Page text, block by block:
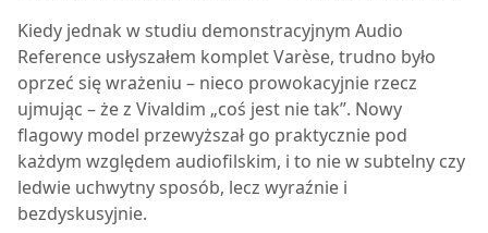
Kiedy jednak w studiu demonstracyjnym Audio
Reference usłyszałem komplet Varèse, trudno było
oprzeć się wrażeniu – nieco prowokacyjnie rzecz
ujmując – że z Vivaldim „coś jest nie tak”. Nowy
flagowy model przewyższał go praktycznie pod
każdym względem audiofilskim, i to nie w subtelny czy
ledwie uchwytny sposób, lecz wyraźnie i
bezdyskusyjnie.